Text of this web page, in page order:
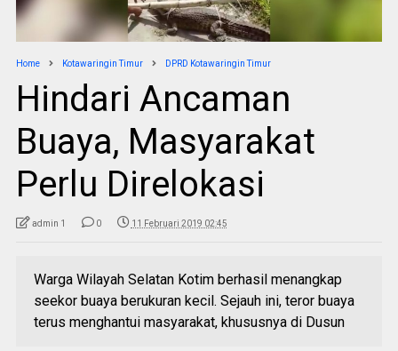
Home Kotawaringin Timur DPRD Kotawaringin Timur
Hindari Ancaman
Buaya, Masyarakat
Perlu Direlokasi
admin 1 0 11 Februari 2019 02:45
Warga Wilayah Selatan Kotim berhasil menangkap
seekor buaya berukuran kecil. Sejauh ini, teror buaya
terus menghantui masyarakat, khususnya di Dusun